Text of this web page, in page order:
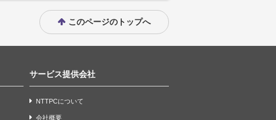
このページのトップへ
サービス提供会社
NTTPCについて
会社概要